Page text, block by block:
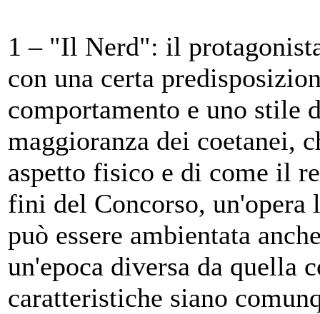
1 – "Il Nerd": il
con una certa
comportamento e uno stile
maggioranza dei coetanei,
aspetto fisico e di come il
fini del Concorso, un'opera
può essere ambientata
un'epoca diversa da quella
caratteristiche siano